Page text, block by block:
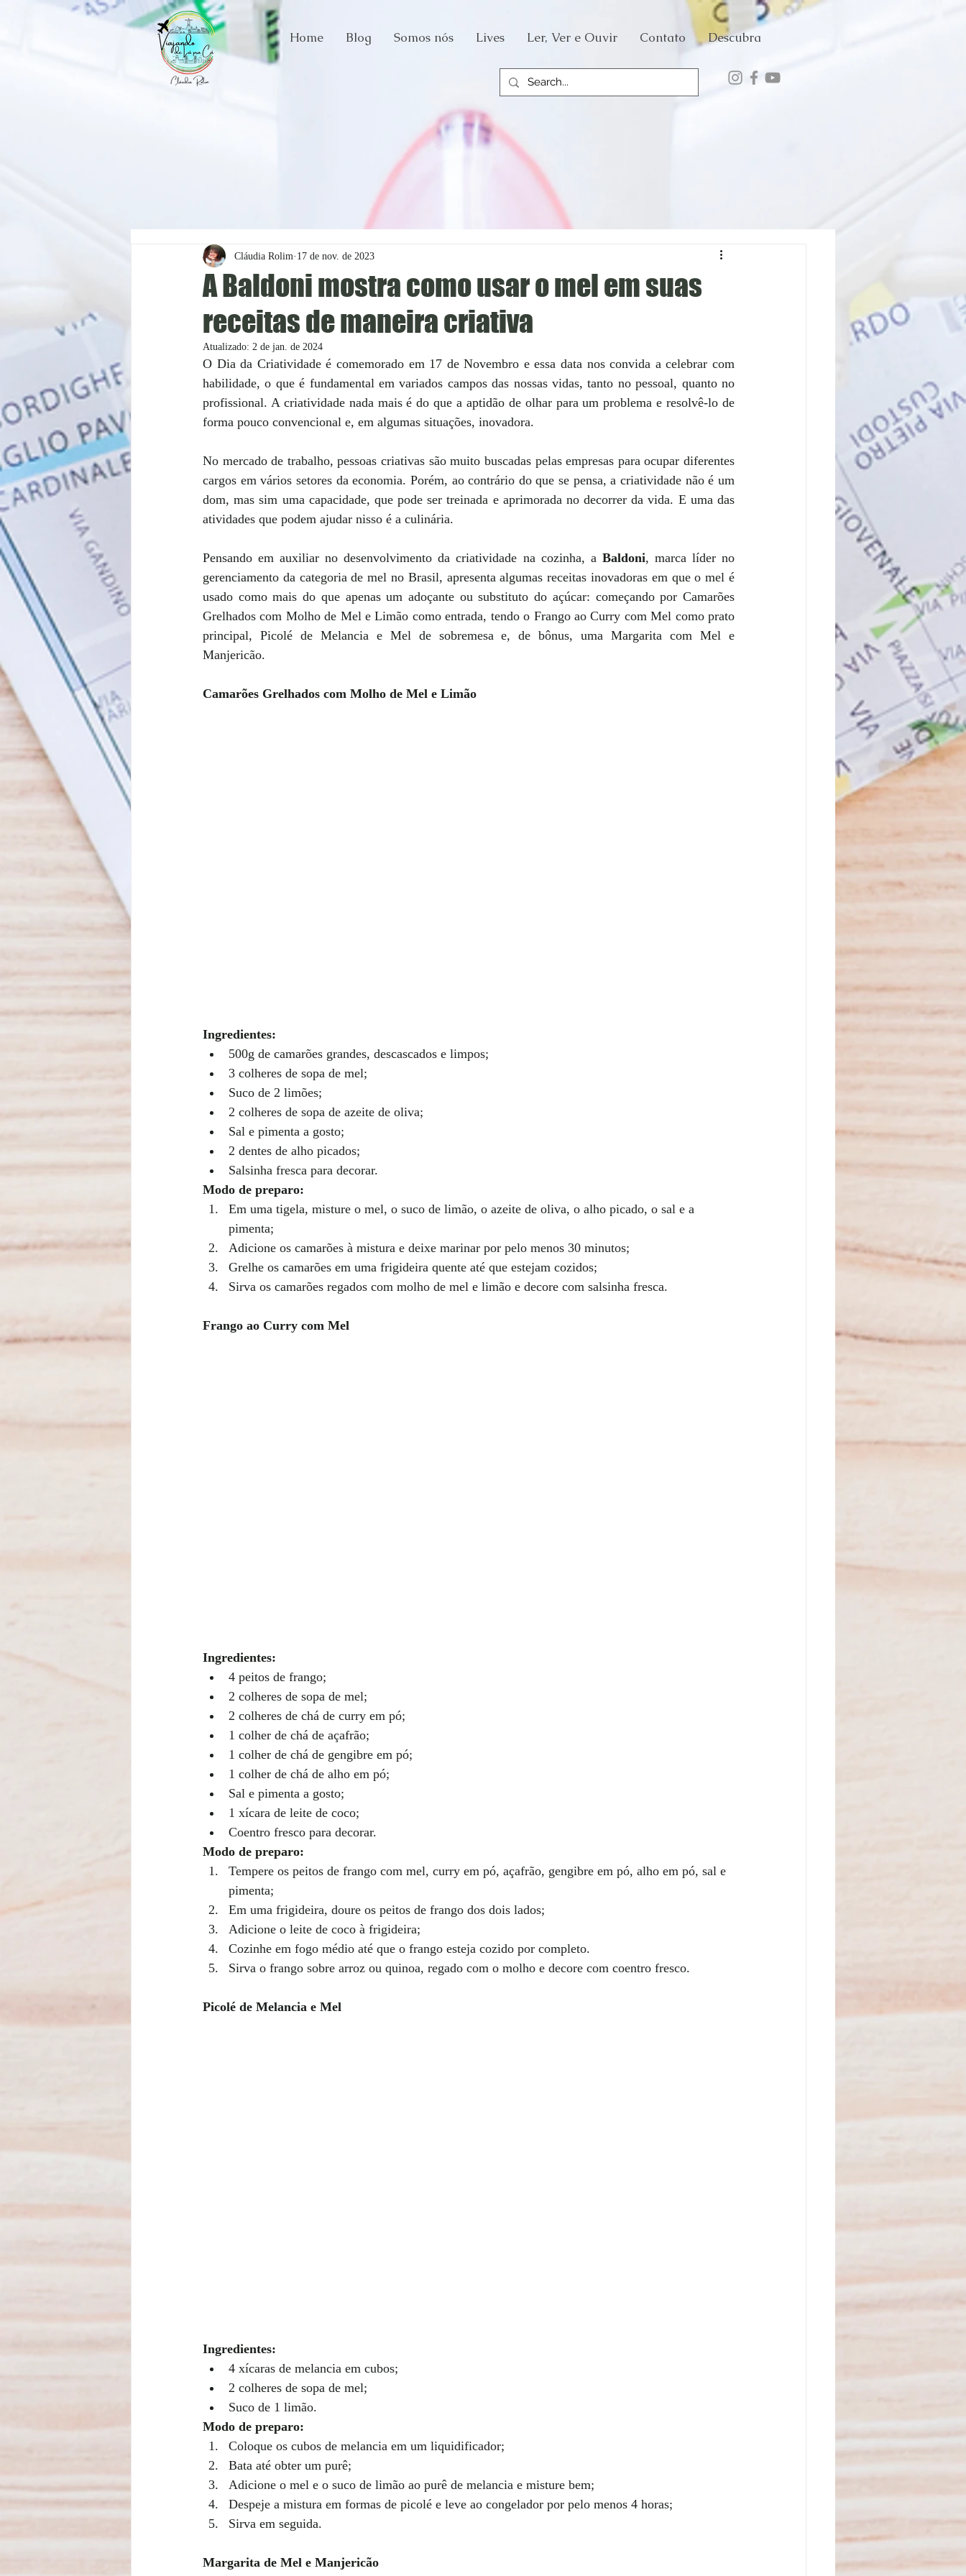
Home Blog Somos nós Lives Ler, Ver e Ouvir Contato Descubra
A Baldoni mostra como usar o mel em suas
receitas de maneira criativa
Cláudia Rolim 17 de nov. de 2023
Atualizado: 2 de jan. de 2024
O Dia da Criatividade é comemorado em 17 de Novembro e essa data nos convida a celebrar com
habilidade, o que é fundamental em variados campos das nossas vidas, tanto no pessoal, quanto no
profissional. A criatividade nada mais é do que a aptidão de olhar para um problema e resolvê-lo de
forma pouco convencional e, em algumas situações, inovadora.
No mercado de trabalho, pessoas criativas são muito buscadas pelas empresas para ocupar diferentes
cargos em vários setores da economia. Porém, ao contrário do que se pensa, a criatividade não é um
dom, mas sim uma capacidade, que pode ser treinada e aprimorada no decorrer da vida. E uma das
atividades que podem ajudar nisso é a culinária.
Pensando em auxiliar no desenvolvimento da criatividade na cozinha, a Baldoni, marca líder no
gerenciamento da categoria de mel no Brasil, apresenta algumas receitas inovadoras em que o mel é
usado como mais do que apenas um adoçante ou substituto do açúcar: começando por Camarões
Grelhados com Molho de Mel e Limão como entrada, tendo o Frango ao Curry com Mel como prato
principal, Picolé de Melancia e Mel de sobremesa e, de bônus, uma Margarita com Mel e
Manjericão.
Camarões Grelhados com Molho de Mel e Limão
Ingredientes:
500g de camarões grandes, descascados e limpos;
3 colheres de sopa de mel;
Suco de 2 limões;
2 colheres de sopa de azeite de oliva;
Sal e pimenta a gosto;
2 dentes de alho picados;
Salsinha fresca para decorar.
Modo de preparo:
Em uma tigela, misture o mel, o suco de limão, o azeite de oliva, o alho picado, o sal e a
pimenta;
Adicione os camarões à mistura e deixe marinar por pelo menos 30 minutos;
Grelhe os camarões em uma frigideira quente até que estejam cozidos;
Sirva os camarões regados com molho de mel e limão e decore com salsinha fresca.
Frango ao Curry com Mel
Ingredientes:
4 peitos de frango;
2 colheres de sopa de mel;
2 colheres de chá de curry em pó;
1 colher de chá de açafrão;
1 colher de chá de gengibre em pó;
1 colher de chá de alho em pó;
Sal e pimenta a gosto;
1 xícara de leite de coco;
Coentro fresco para decorar.
Modo de preparo:
Tempere os peitos de frango com mel, curry em pó, açafrão, gengibre em pó, alho em pó, sal e
pimenta;
Em uma frigideira, doure os peitos de frango dos dois lados;
Adicione o leite de coco à frigideira;
Cozinhe em fogo médio até que o frango esteja cozido por completo.
Sirva o frango sobre arroz ou quinoa, regado com o molho e decore com coentro fresco.
Picolé de Melancia e Mel
Ingredientes:
4 xícaras de melancia em cubos;
2 colheres de sopa de mel;
Suco de 1 limão.
Modo de preparo:
Coloque os cubos de melancia em um liquidificador;
Bata até obter um purê;
Adicione o mel e o suco de limão ao purê de melancia e misture bem;
Despeje a mistura em formas de picolé e leve ao congelador por pelo menos 4 horas;
Sirva em seguida.
Margarita de Mel e Manjericão